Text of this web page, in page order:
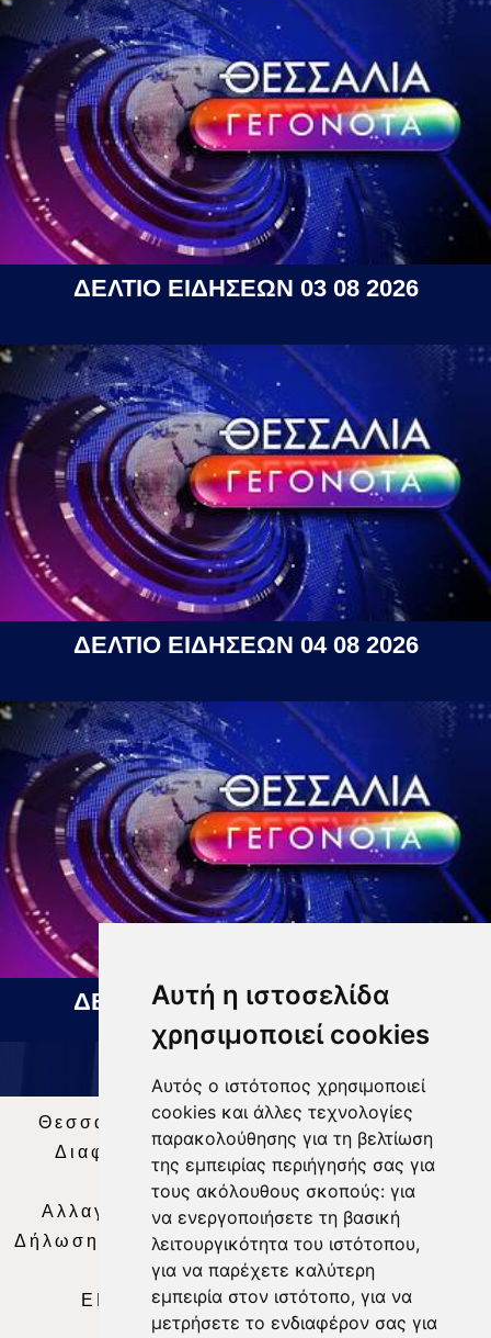
Αυτή η ιστοσελίδα
χρησιμοποιεί cookies
Αυτός ο ιστότοπος χρησιμοποιεί
cookies και άλλες τεχνολογίες
παρακολούθησης για τη βελτίωση
της εμπειρίας περιήγησής σας για
τους ακόλουθους σκοπούς: για
να ενεργοποιήσετε τη βασική
λειτουργικότητα του ιστότοπου,
για να παρέχετε καλύτερη
εμπειρία στον ιστότοπο, για να
μετρήσετε το ενδιαφέρον σας για
ΔΕΛΤΙΟ ΕΙΔΗΣΕΩΝ 03 08 2026
ΔΕΛΤΙΟ ΕΙΔΗΣΕΩΝ 04 08 2026
ΔΕΛΤΙΟ ΕΙΔΗΣΕΩΝ 05 08 2026
Θεσσαλία Τηλεόραση|SNG Services
Διαφήμιση | Όροι Χρήσης |Δήλωση
Απορρήτου |
Περιεχόμενο
Αλλαγή Προτιμήσεων για τα Cookies
Δήλωση συμμόρφωσης με τη σύσταση (ΕΕ)
2018/334|Ταυτότητα
ΕΝΗΜΕΡΩΣΗ |WEB TV| LIVE